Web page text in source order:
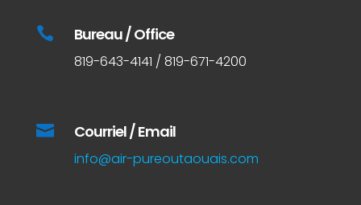
 Bureau / Office
819-643-4141 / 819-671-4200
 Courriel / Email
info@air-pureoutaouais.com